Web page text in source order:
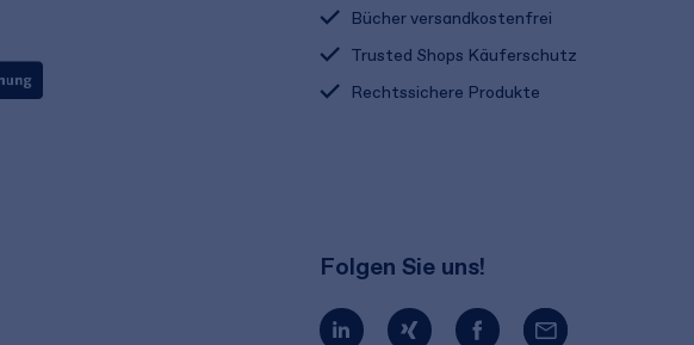
Bücher versandkostenfrei
Trusted Shops Käuferschutz
Rechtssichere Produkte
Folgen Sie uns!